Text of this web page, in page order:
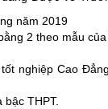
năm 2019
2 theo mẫu
nghiệp Cao
THPT.